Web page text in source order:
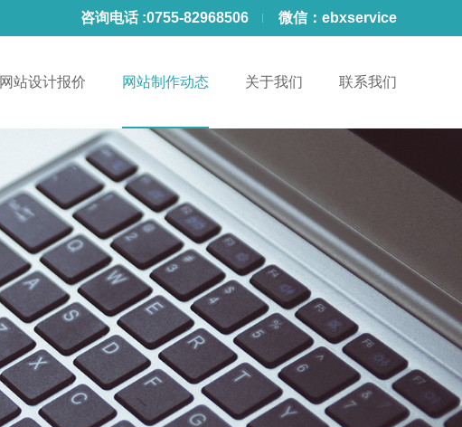
咨询电话 :0755-82968506 微信： ebxservice
网站设计报价 网站制作动态 关于我们 联系我们